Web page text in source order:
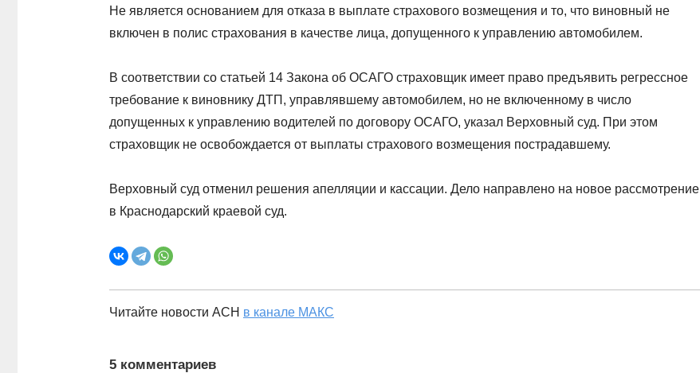
Не является основанием для отказа в выплате страхового возмещения и то, что виновный не
включен в полис страхования в качестве лица, допущенного к управлению автомобилем.
В соответствии со статьей 14 Закона об ОСАГО страховщик имеет право предъявить регрессное
требование к виновнику ДТП, управлявшему автомобилем, но не включенному в число
допущенных к управлению водителей по договору ОСАГО, указал Верховный суд. При этом
страховщик не освобождается от выплаты страхового возмещения пострадавшему.
Верховный суд отменил решения апелляции и кассации. Дело направлено на новое рассмотрение
в Краснодарский краевой суд.
Читайте новости АСН в канале МАКС
5 комментариев